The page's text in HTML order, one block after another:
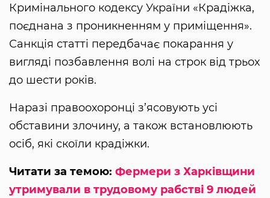
Кримінального кодексу України «Крадіжка,
поєднана з проникненням у приміщення».
Санкція статті передбачає покарання у
вигляді позбавлення волі на строк від трьох
до шести років.
Наразі правоохоронці з’ясовують усі
обставини злочину, а також встановлюють
осіб, які скоїли крадіжки.
Читати за темою: Фермери з Харківщини
утримували в трудовому рабстві 9 людей